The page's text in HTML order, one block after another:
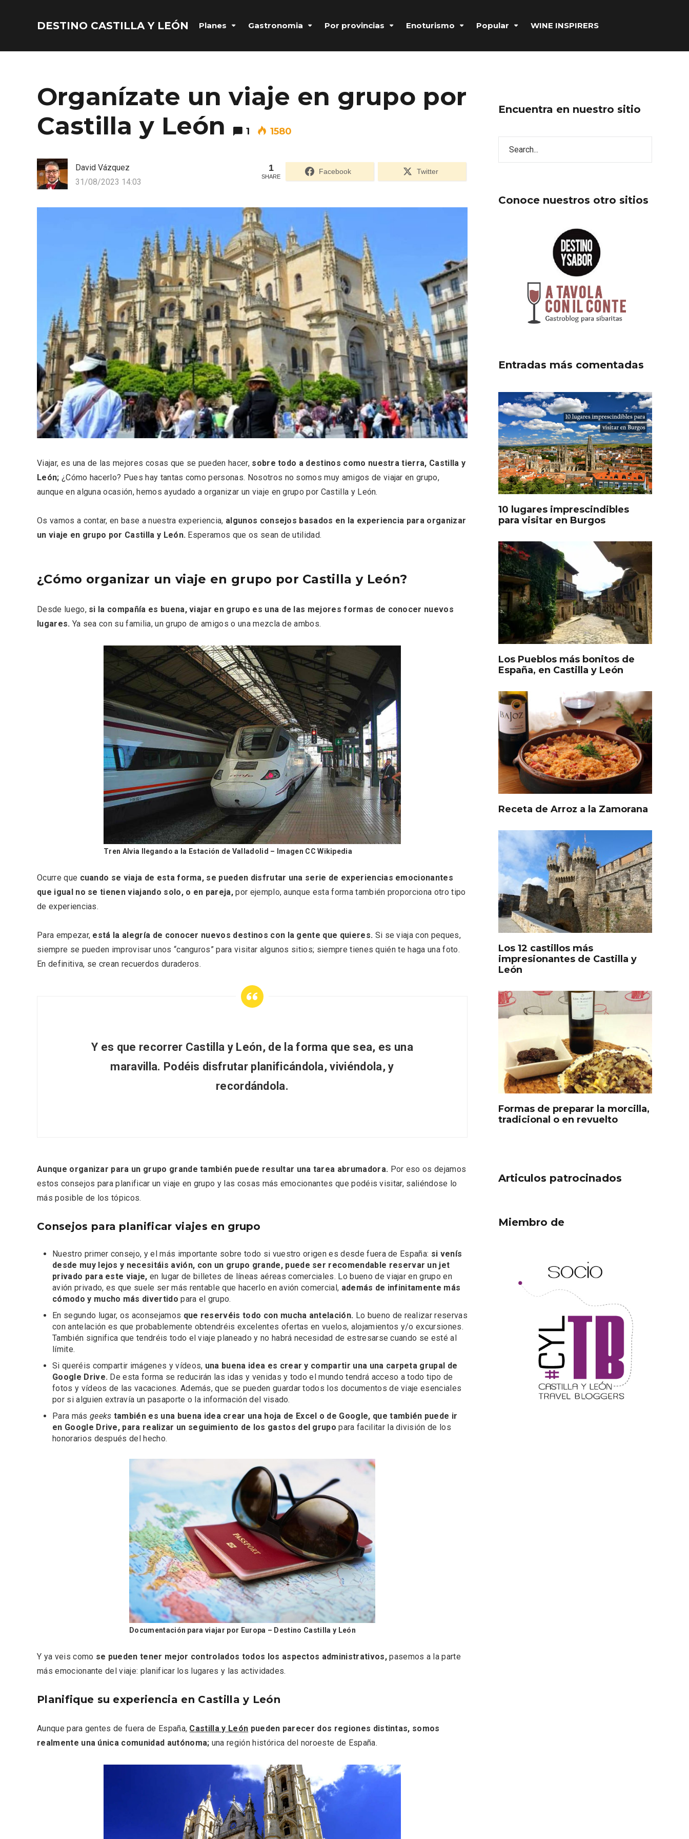
DESTINO CASTILLA Y LEÓN Planes Gastronomia Por provincias Enoturismo Popular WINE INSPIRERS
Organízate un viaje en grupo por
Castilla y León
1 1580
David Vázquez
31/08/2023 14:03
1
SHARE
Facebook Twitter
Viajar, es una de las mejores cosas que se pueden hacer, sobre todo a destinos como nuestra tierra, Castilla y
León; ¿Cómo hacerlo? Pues hay tantas como personas. Nosotros no somos muy amigos de viajar en grupo,
aunque en alguna ocasión, hemos ayudado a organizar un viaje en grupo por Castilla y León.
Os vamos a contar, en base a nuestra experiencia, algunos consejos basados en la experiencia para organizar
un viaje en grupo por Castilla y León. Esperamos que os sean de utilidad.
¿Cómo organizar un viaje en grupo por Castilla y León?
Desde luego, si la compañía es buena, viajar en grupo es una de las mejores formas de conocer nuevos
lugares. Ya sea con su familia, un grupo de amigos o una mezcla de ambos.
Tren Alvia llegando a la Estación de Valladolid – Imagen CC Wikipedia
Ocurre que cuando se viaja de esta forma, se pueden disfrutar una serie de experiencias emocionantes
que igual no se tienen viajando solo, o en pareja, por ejemplo, aunque esta forma también proporciona otro tipo
de experiencias.
Para empezar, está la alegría de conocer nuevos destinos con la gente que quieres. Si se viaja con peques,
siempre se pueden improvisar unos “canguros” para visitar algunos sitios; siempre tienes quién te haga una foto.
En definitiva, se crean recuerdos duraderos.
Y es que recorrer Castilla y León, de la forma que sea, es una
maravilla. Podéis disfrutar planificándola, viviéndola, y
recordándola.
Aunque organizar para un grupo grande también puede resultar una tarea abrumadora. Por eso os dejamos
estos consejos para planificar un viaje en grupo y las cosas más emocionantes que podéis visitar, saliéndose lo
más posible de los tópicos.
Consejos para planificar viajes en grupo
Nuestro primer consejo, y el más importante sobre todo si vuestro origen es desde fuera de España: si venís
desde muy lejos y necesitáis avión, con un grupo grande, puede ser recomendable reservar un jet
privado para este viaje, en lugar de billetes de líneas aéreas comerciales. Lo bueno de viajar en grupo en
avión privado, es que suele ser más rentable que hacerlo en avión comercial, además de infinitamente más
cómodo y mucho más divertido para el grupo.
En segundo lugar, os aconsejamos que reservéis todo con mucha antelación. Lo bueno de realizar reservas
con antelación es que probablemente obtendréis excelentes ofertas en vuelos, alojamientos y/o excursiones.
También significa que tendréis todo el viaje planeado y no habrá necesidad de estresarse cuando se esté al
límite.
Si queréis compartir imágenes y vídeos, una buena idea es crear y compartir una una carpeta grupal de
Google Drive. De esta forma se reducirán las idas y venidas y todo el mundo tendrá acceso a todo tipo de
fotos y vídeos de las vacaciones. Además, que se pueden guardar todos los documentos de viaje esenciales
por si alguien extravía un pasaporte o la información del visado.
Para más geeks también es una buena idea crear una hoja de Excel o de Google, que también puede ir
en Google Drive, para realizar un seguimiento de los gastos del grupo para facilitar la división de los
honorarios después del hecho.
Documentación para viajar por Europa – Destino Castilla y León
Y ya veis como se pueden tener mejor controlados todos los aspectos administrativos,pasemos a la parte
más emocionante del viaje: planificar los lugares y las actividades.
Planifique su experiencia en Castilla y León
Aunque para gentes de fuera de España, Castilla y León pueden parecer dos regiones distintas, somos
realmente una única comunidad autónoma; una región histórica del noroeste de España.
Encuentra en nuestro sitio
Conoce nuestros otro sitios
Entradas más comentadas
10 lugares imprescindibles
para visitar en Burgos
Los Pueblos más bonitos de
España, en Castilla y León
Receta de Arroz a la Zamorana
Los 12 castillos más
impresionantes de Castilla y
León
Formas de preparar la morcilla,
tradicional o en revuelto
Articulos patrocinados
Miembro de
Nombre de usuario o correo electrónico
Contraseña
Ultimas entradas
Fiesta de los Fueros 2026 de
Sepúlveda y Feria de
Artesanía
Velay, una imagen renovada
para el vermouth de
Valladolid
El Espinar, un pueblo oculto
de la Sierra de Guadarrama
en su vertiente segoviana
Recorre los fiordos leoneses
en Riaño
El Cronicón de Oña sale a la
Conciertos gratuitos del
coro Wetherby Preparatory
School en Ávila y Salamanca
VII Feria del Vino de Sotillo
2026 ‘Sotillo, el Vino y Yo’
Feria del Vino de Toro 2026;
descubre “Otros Vinos de
Toro”
2026 en Serrada
recurso turístico de la Ruta
del Vino de Rueda
Narración Oral, Memoria,
Tierra y Voz
Fiesta de Primavera 2026 en
la Ruta del Vino de Cigales
Enoturismo visitando la
Paseo nocturno por
IGP Morcilla de Burgos
Disfrutar de la Semana
Santa en Rueda en 2026
Semana Santa en la Ribera
del Duero 2026
Itinerarios musicales en San
Miguel del Pino 2026
En marzo, vuelve la mejor
gastronomía de la Trufa
Negra de Soria
Cigales inaugura la
musealización de los arcos
de la Iglesia de Santiago
Apóstol
Porrón de Citas de 2026 en
Los Pueblos más bonitos de
España, en Castilla y León
Concierto de Navidad en
Inauguración del Árbol de
Navidad a ganchillo de
El árbol de Navidad de
Fuenterrebollo